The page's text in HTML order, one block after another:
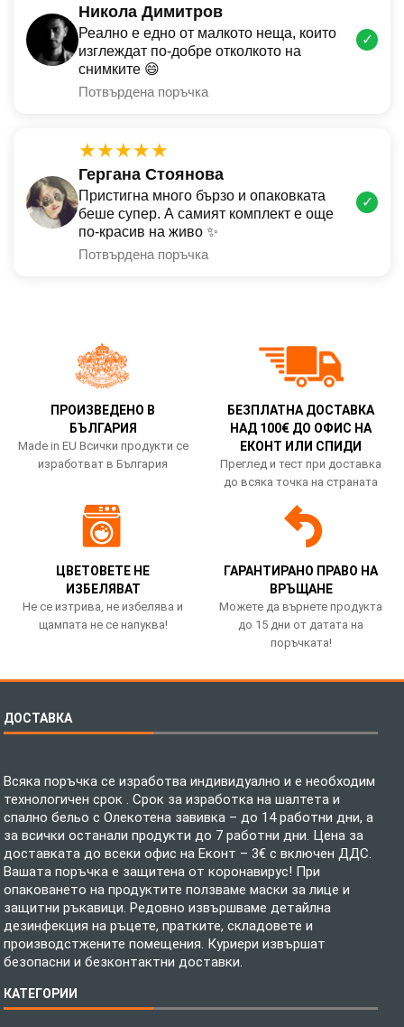
Никола Димитров
Реално е едно от малкото неща, които
изглеждат по-добре отколкото на
снимките 😄
Потвърдена поръчка
✓
★★★★★
Гергана Стоянова
Пристигна много бързо и опаковката
беше супер. А самият комплект е още
по-красив на живо ✨
Потвърдена поръчка
✓
ПРОИЗВЕДЕНО В
БЪЛГАРИЯ
Made in EU Всички продукти се
изработват в България
БЕЗПЛАТНА ДОСТАВКА
НАД 100€ ДО ОФИС НА
ЕКОНТ ИЛИ СПИДИ
Преглед и тест при доставка
до всяка точка на страната
ЦВЕТОВЕТЕ НЕ
ИЗБЕЛЯВАТ
Не се изтрива, не избелява и
щампата не се напуква!
ГАРАНТИРАНО ПРАВО НА
ВРЪЩАНЕ
Можете да върнете продукта
до 15 дни от датата на
поръчката!
ДОСТАВКА
Всяка поръчка се изработва индивидуално и е необходим
технологичен срок . Срок за изработка на шалтета и
спално бельо с Олекотена завивка – до 14 работни дни, а
за всички останали продукти до 7 работни дни. Цена за
доставката до всеки офис на Еконт – 3€ с включен ДДС.
Вашата поръчка е защитена от коронавирус! При
опаковането на продуктите ползваме маски за лице и
защитни ръкавици. Редовно извършваме детайлна
дезинфекция на ръцете, пратките, складовете и
производстжените помещения. Куриери извършат
безопасни и безконтактни доставки.
КАТЕГОРИИ